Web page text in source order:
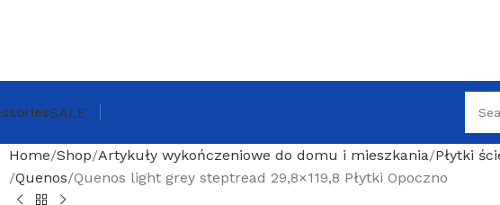
SALE
Home Shop Artykuły wykończeniowe do domu i mieszkania Płytki
Quenos Quenos light grey steptread 29,8×119,8 Płytki Opoczno